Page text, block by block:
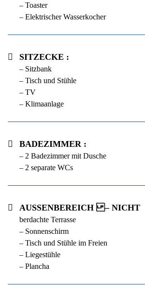
– Toaster
– Elektrischer Wasserkocher
Sitzecke :
– Sitzbank
– Tisch und Stühle
– TV
– Klimaanlage
Badezimmer :
– 2 Badezimmer mit Dusche
– 2 separate WCs
Außenbereich : – Nicht ü
berdachte Terrasse
– Sonnenschirm
– Tisch und Stühle im Freien
– Liegestühle
– Plancha